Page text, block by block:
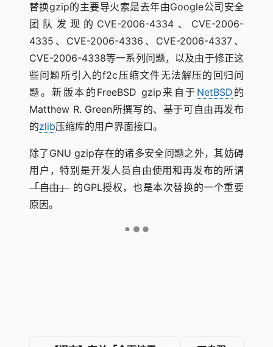
替换gzip的主要导火索是去年由Google公司安全
团队发现的CVE-2006-4334、CVE-2006-
4335、CVE-2006-4336、CVE-2006-4337、
CVE-2006-4338等一系列问题，以及由于修正这
些问题所引入的f2c压缩文件无法解压的回归问
题。新版本的FreeBSD gzip来自于 NetBSD 的
Matthew R. Green所撰写的、基于可自由再发布
的zlib压缩库的用户界面接口。
除了GNU gzip存在的诸多安全问题之外，其妨碍
用户，特别是开发人员自由使用和再发布的所谓
「自由」的GPL授权，也是本次替换的一个重要
原因。